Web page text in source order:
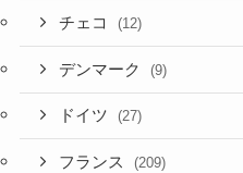
チェコ (12)
デンマーク (9)
ドイツ (27)
フランス (209)